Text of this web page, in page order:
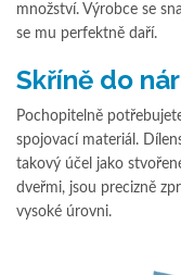
množství. Výrobce se
se mu perfektně daří.
Skříně do
Pochopitelně
spojovací materiál.
takový účel jako
dveřmi, jsou precizně
vysoké úrovni.